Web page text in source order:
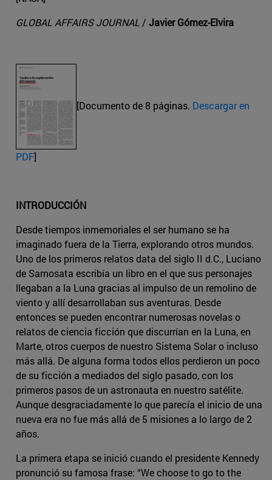
GLOBAL AFFAIRS JOURNAL / Javier Gómez-Elvira
[Documento de 8 páginas. Descargar en
PDF]
INTRODUCCIÓN
Desde tiempos inmemoriales el ser humano se ha
imaginado fuera de la Tierra, explorando otros mundos.
Uno de los primeros relatos data del siglo II d.C., Luciano
de Samosata escribía un libro en el que sus personajes
llegaban a la Luna gracias al impulso de un remolino de
viento y allí desarrollaban sus aventuras. Desde
entonces se pueden encontrar numerosas novelas o
relatos de ciencia ficción que discurrían en la Luna, en
Marte, otros cuerpos de nuestro Sistema Solar o incluso
más allá. De alguna forma todos ellos perdieron un poco
de su ficción a mediados del siglo pasado, con los
primeros pasos de un astronauta en nuestro satélite.
Aunque desgraciadamente lo que parecía el inicio de una
nueva era no fue más allá de 5 misiones a lo largo de 2
años.
La primera etapa se inició cuando el presidente Kennedy
pronunció su famosa frase: “We choose to go to the